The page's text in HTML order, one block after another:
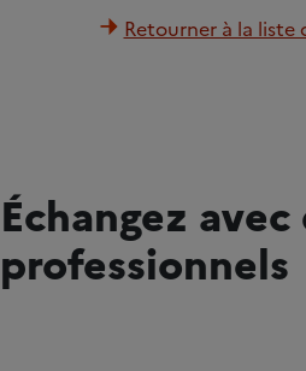
Retourner à la liste
Échangez avec
professionnels